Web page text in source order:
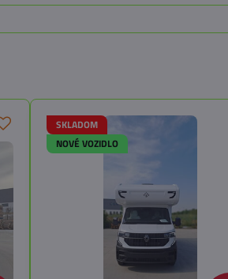
SKLADOM
NOVÉ VOZIDLO